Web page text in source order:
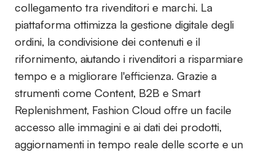
collegamento tra rivenditori e marchi. La
piattaforma ottimizza la gestione digitale degli
ordini, la condivisione dei contenuti e il
rifornimento, aiutando i rivenditori a risparmiare
tempo e a migliorare l'efficienza. Grazie a
strumenti come Content, B2B e Smart
Replenishment, Fashion Cloud offre un facile
accesso alle immagini e ai dati dei prodotti,
aggiornamenti in tempo reale delle scorte e un